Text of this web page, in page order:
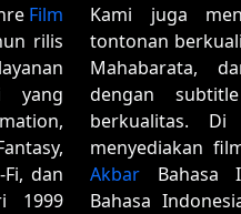
Film
rilis
yang
dan
1999
Kami juga
tontonan
Mahabarata,
dengan
berkualitas.
menyediakan
Akbar Bahasa
Bahasa